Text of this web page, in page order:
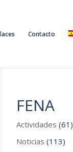
Contacto
FENA
Actividades (61)
Noticias (113)